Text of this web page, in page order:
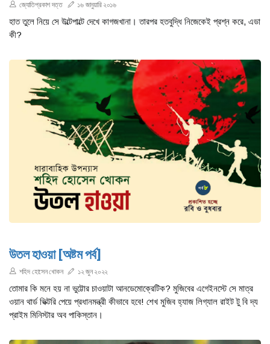
জ্যোতিপ্রকাশ দত্ত ১৬ জানুয়ারি ২০১৬
হাত তুলে নিয়ে সে উল্টেপাল্টে দেখে কাগজখানা। তারপর হতবুদ্ধি নিজেকেই প্রশ্ন করে, এডা
কী?
উতল হাওয়া [অষ্টম পর্ব]
শহিদ হোসেন খোকন ১২ জুন ২০২২
তোমার কি মনে হয় না ভুট্টোর চাওয়াটা আনডেমোক্রেটিক? মুজিবের এগেইনস্টে সে মাত্র
ওয়ান থার্ড ভিক্টরি পেয়ে প্রধানমন্ত্রী কীভাবে হবে! শেখ মুজিব হ্যাজ লিগ্যাল রাইট টু বি দ্য
প্রাইম মিনিস্টার অব পাকিস্তান।